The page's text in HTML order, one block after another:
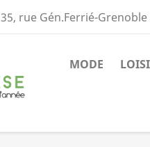
35, rue Gén.Ferrié-Grenoble
MODE